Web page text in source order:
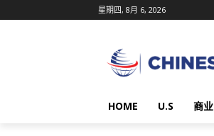
星期四, 8月 6, 2026
HOME U.S 商业